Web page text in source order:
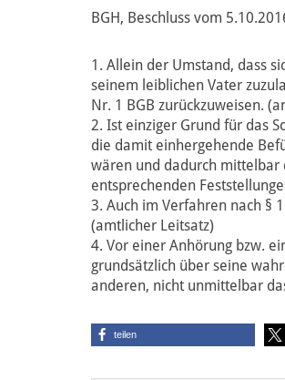
BGH, Beschluss vom
1. Allein der Umstand, dass
seinem leiblichen Vater
Nr. 1 BGB zurückzuweisen.
2. Ist einziger Grund für das
die damit einhergehende
wären und dadurch mittelbar
entsprechenden
3. Auch im Verfahren nach §
(amtlicher Leitsatz)
4. Vor einer Anhörung bzw.
grundsätzlich über seine
anderen, nicht unmittelbar
teilen